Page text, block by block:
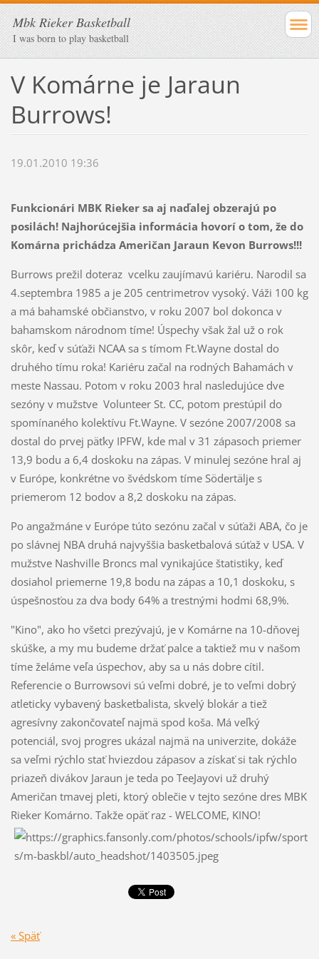
Mbk Rieker Basketball
I was born to play basketball
V Komárne je Jaraun
Burrows!
19.01.2010 19:36
Funkcionári MBK Rieker sa aj naďalej obzerajú po
posilách! Najhorúcejšia informácia hovorí o tom, že do
Komárna prichádza Američan Jaraun Kevon Burrows!!!
Burrows prežil doteraz vcelku zaujímavú kariéru. Narodil sa
4.septembra 1985 a je 205 centrimetrov vysoký. Váži 100 kg
a má bahamské občianstvo, v roku 2007 bol dokonca v
bahamskom národnom tíme! Úspechy však žal už o rok
skôr, keď v súťaži NCAA sa s tímom Ft.Wayne dostal do
druhého tímu roka! Kariéru začal na rodných Bahamách v
meste Nassau. Potom v roku 2003 hral nasledujúce dve
sezóny v mužstve Volunteer St. CC, potom prestúpil do
spomínaného kolektívu Ft.Wayne. V sezóne 2007/2008 sa
dostal do prvej päťky IPFW, kde mal v 31 zápasoch priemer
13,9 bodu a 6,4 doskoku na zápas. V minulej sezóne hral aj
v Európe, konkrétne vo švédskom tíme Södertälje s
priemerom 12 bodov a 8,2 doskoku na zápas.
Po angažmáne v Európe túto sezónu začal v súťaži ABA, čo je
po slávnej NBA druhá najvyššia basketbalová súťaž v USA. V
mužstve Nashville Broncs mal vynikajúce štatistiky, keď
dosiahol priemerne 19,8 bodu na zápas a 10,1 doskoku, s
úspešnosťou za dva body 64% a trestnými hodmi 68,9%.
"Kino", ako ho všetci prezývajú, je v Komárne na 10-dňovej
skúške, a my mu budeme držať palce a taktiež mu v našom
tíme želáme veľa úspechov, aby sa u nás dobre cítil.
Referencie o Burrowsovi sú veľmi dobré, je to veľmi dobrý
atleticky vybavený basketbalista, skvelý blokár a tiež
agresívny zakončovateľ najmä spod koša. Má veľký
potenciál, svoj progres ukázal najmä na univerzite, dokáže
sa veľmi rýchlo stať hviezdou zápasov a získať si tak rýchlo
priazeň divákov Jaraun je teda po TeeJayovi už druhý
Američan tmavej pleti, ktorý oblečie v tejto sezóne dres MBK
Rieker Komárno. Takže opäť raz - WELCOME, KINO!
« Späť